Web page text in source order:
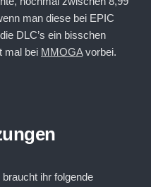
man diese bei EPIC
DLC’s ein bisschen
mal bei MMOGAvorbei.
ihr folgende